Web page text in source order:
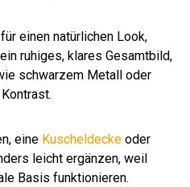
einen natürlichen Look,
ruhiges, klares Gesamtbild,
schwarzem Metall oder
eine Kuscheldecke oder
leicht ergänzen, weil
Basis funktionieren.